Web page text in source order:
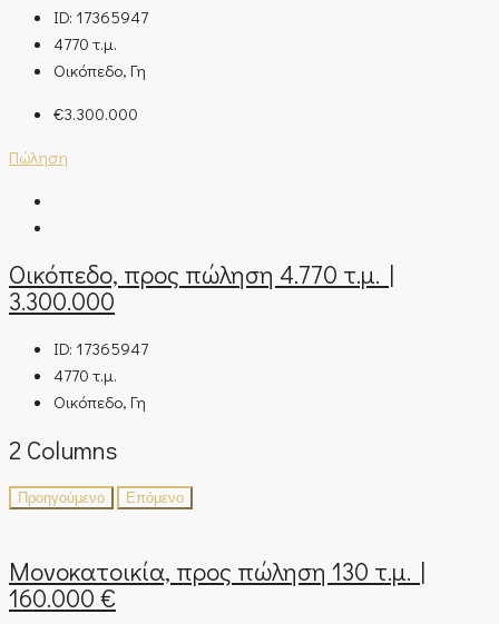
ID: 17365947
4770 τ.μ.
Οικόπεδο, Γη
€3.300.000
Πώληση
Οικόπεδο, προς πώληση 4.770 τ.μ. |
3.300.000
ID: 17365947
4770 τ.μ.
Οικόπεδο, Γη
2 Columns
Προηγούμενο Επόμενο
Μονοκατοικία, προς πώληση 130 τ.μ. |
160.000 €